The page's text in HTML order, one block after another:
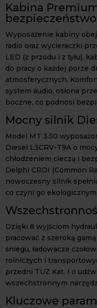
Kabina
Wyposażenie kabiny
radio oraz wycieraczki
LED (z przodu i z tyłu),
do pracy o każdej porze
atmosferycznych.
system audio, osłona
boczne, co podnosi
Mocny silnik
Model MT 3.50
Diesel L3CRV-T9A o
chłodzeniem cieczą i
Delphi CRDI (Common
nowoczesny silnik
co czyni go
Dzięki 8 wyjściom
pracować z szeroką
śniegu, ładowacze
rolniczych i
przedni TUZ Kat. I o
wszechstronnym
Kluczowe